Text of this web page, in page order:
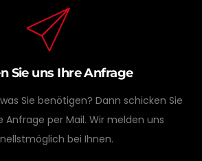
Sie uns Ihre Anfrage
Sie benötigen? Dann schicken Sie
Anfrage per Mail. Wir melden uns
bei Ihnen.